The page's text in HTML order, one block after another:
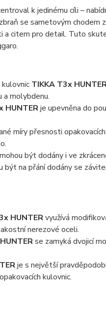
k jedinému cíli –
se sametovým chodem
a citem pro detail. Tuto
TIKKA T3x
a molybdenu.
HUNTERje upevněna do
míry přesnosti
být dodány i ve
být na přání dodány se
HUNTERvyužívá
nerezové oceli.
se zamyká dvojicí
je s největší
kulovnic.